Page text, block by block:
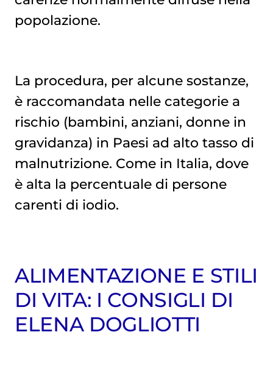
popolazione.
La procedura, per alcune sostanze,
è raccomandata nelle categorie a
rischio (bambini, anziani, donne in
gravidanza) in Paesi ad alto tasso di
malnutrizione. Come in Italia, dove
è alta la percentuale di persone
carenti di iodio.
ALIMENTAZIONE E STILI
DI VITA: I CONSIGLI DI
ELENA DOGLIOTTI